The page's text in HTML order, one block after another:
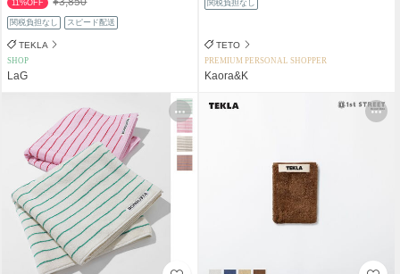
11%OFF
関税負担なし スピード配送
TEKLA
SHOP
LaG
関税負担なし
TETO
PREMIUM PERSONAL SHOPPER
Kaora&K